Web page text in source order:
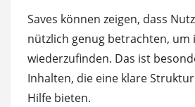
Saves können zeigen, dass
nützlich genug betrachten, um
wiederzufinden. Das ist
Inhalten, die eine klare
Hilfe bieten.